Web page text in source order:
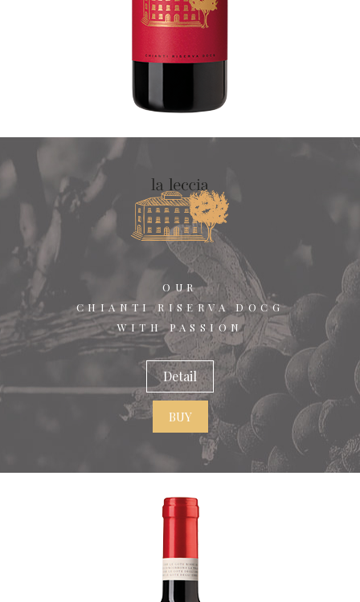
OUR
CHIANTI RISERVA DOCG
WITH PASSION
Detail
BUY